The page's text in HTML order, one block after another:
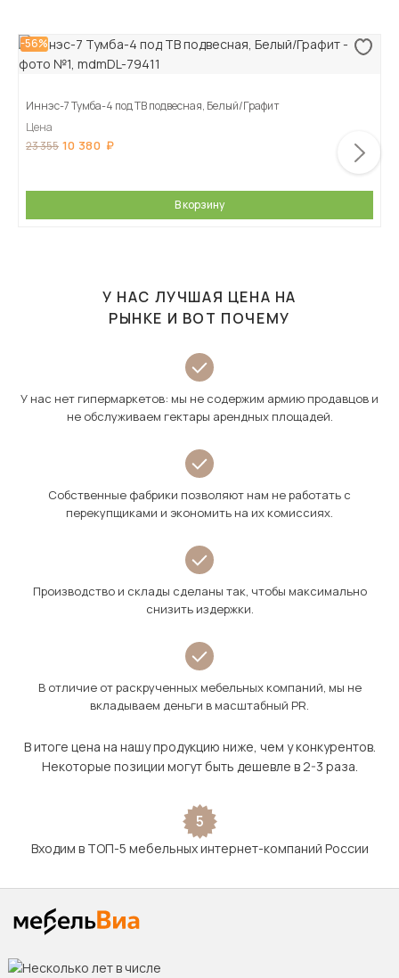
-56%
Иннэс-7 Тумба-4 под ТВ подвесная, Белый/Графит
Цена
23 355 10 380
В корзину
У НАС ЛУЧШАЯ ЦЕНА НА
РЫНКЕ И ВОТ ПОЧЕМУ
У нас нет гипермаркетов: мы не содержим армию продавцов и
не обслуживаем гектары арендных площадей.
Собственные фабрики позволяют нам не работать с
перекупщиками и экономить на их комиссиях.
Производство и склады сделаны так, чтобы максимально
снизить издержки.
В отличие от раскрученных мебельных компаний, мы не
вкладываем деньги в масштабный PR.
В итоге цена на нашу продукцию ниже, чем у конкурентов.
Некоторые позиции могут быть дешевле в 2-3 раза.
5
Входим в ТОП-5 мебельных интернет-компаний России